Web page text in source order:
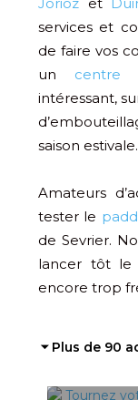
services et
de faire vos
un centre
intéressant,
saison estivale.
Amateurs
tester le
de Sevrier.
lancer tôt le
encore trop
⏷ Plus de 90